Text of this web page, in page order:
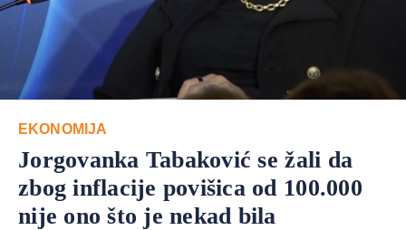
EKONOMIJA
Jorgovanka Tabaković se žali da
zbog inflacije povišica od 100.000
nije ono što je nekad bila